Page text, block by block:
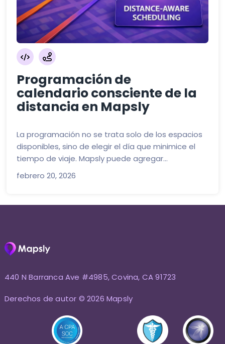
Programación de
calendario consciente de la
distancia en Mapsly
La programación no se trata solo de los espacios
disponibles, sino de elegir el día que minimice el
tiempo de viaje. Mapsly puede agregar...
febrero 20, 2026
440 N Barranca Ave #4985, Covina, CA 91723
Derechos de autor © 2026 Mapsly